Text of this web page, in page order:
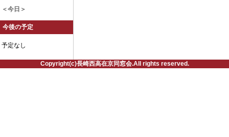
＜今日＞
今後の予定
予定なし
Copyright(c)長崎西高在京同窓会.All rights reserved.